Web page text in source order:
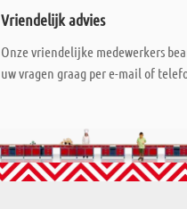
Vriendelijk advies
Onze vriendelijke medewerkers
uw vragen graag per e-mail of